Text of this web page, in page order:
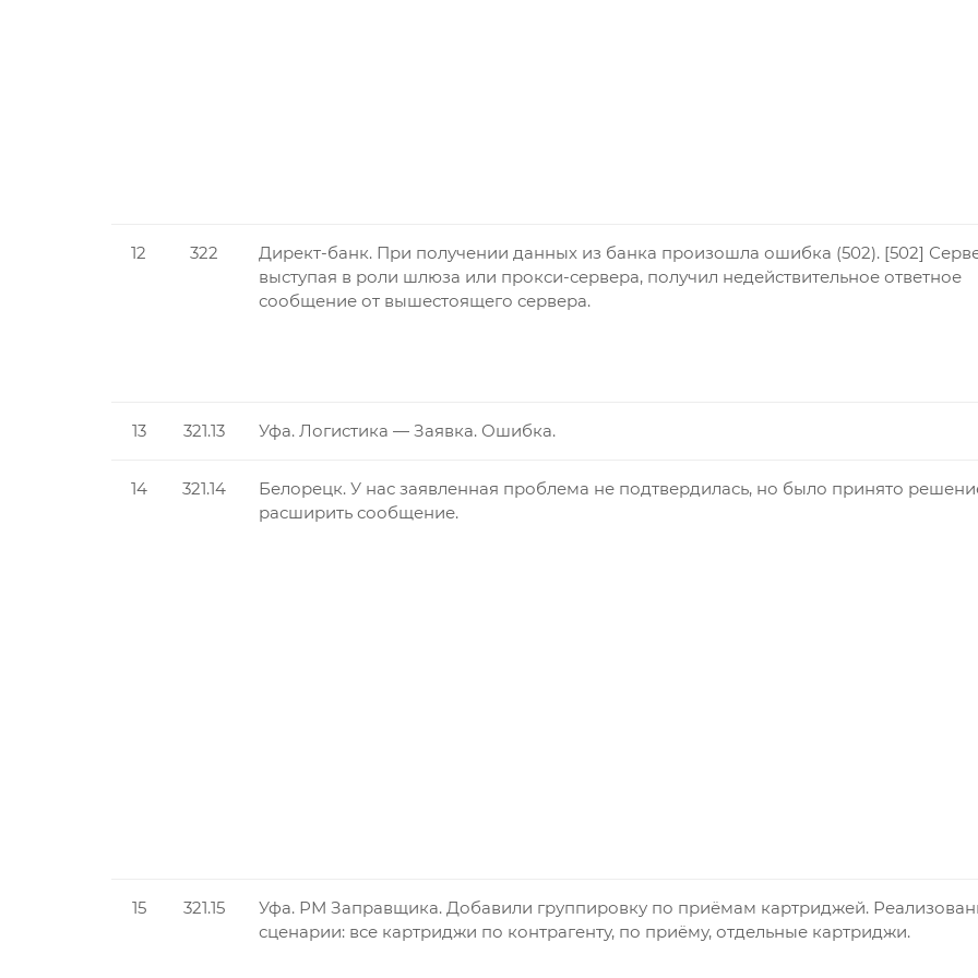
12 322
Директ-банк. При получении данных из банка произошла ошибка (502). [502]
выступая в роли шлюза или прокси-сервера, получил недействительное ответное
сообщение от вышестоящего сервера.
13 321.13 Уфа. Логистика — Заявка. Ошибка.
14 321.14
Белорецк. У нас заявленная проблема не подтвердилась, но было принято
расширить сообщение.
15 321.15
Уфа. РМ Заправщика. Добавили группировку по приёмам картриджей.
сценарии: все картриджи по контрагенту, по приёму, отдельные картриджи.